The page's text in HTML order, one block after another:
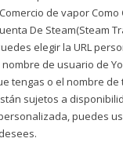
de vapor
De Steam(Steam
elegir la URL
de usuario de
tengas o el nombre de
sujetos a
puedes